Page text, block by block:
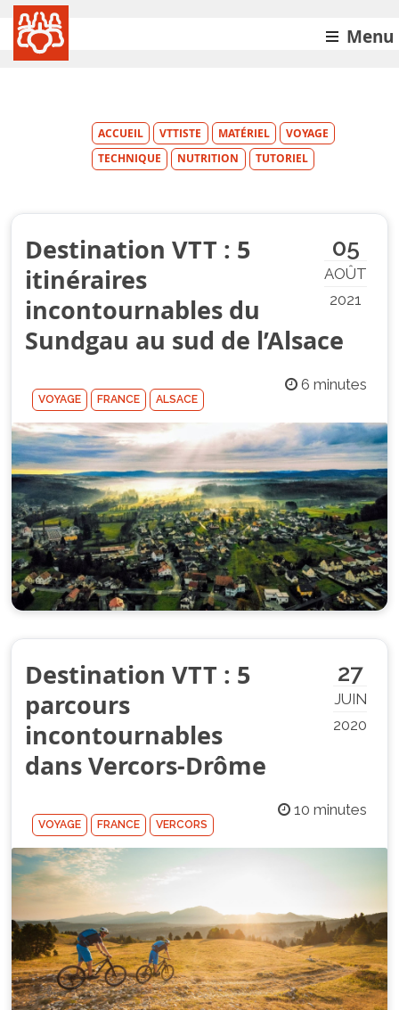
Menu
ACCUEIL VTTISTE MATÉRIEL
VOYAGE
TECHNIQUE
NUTRITION TUTORIEL
05
AOÛT
2021
Destination VTT : 5
itinéraires
incontournables du
Sundgau au sud de l’Alsace
6 minutes
VOYAGE FRANCE ALSACE
27
JUIN
2020
Destination VTT : 5
parcours
incontournables
dans Vercors-Drôme
10 minutes
VOYAGE FRANCE VERCORS